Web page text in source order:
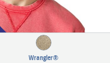
Wrangler®